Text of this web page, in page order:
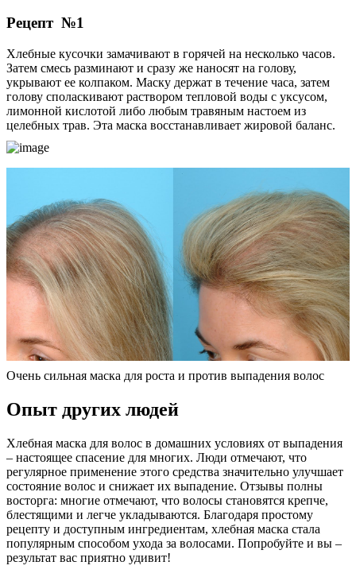
Рецепт №1
Хлебные кусочки замачивают в горячей на несколько часов.
Затем смесь разминают и сразу же наносят на голову,
укрывают ее колпаком. Маску держат в течение часа, затем
голову споласкивают раствором тепловой воды с уксусом,
лимонной кислотой либо любым травяным настоем из
целебных трав. Эта маска восстанавливает жировой баланс.
Очень сильная маска для роста и против выпадения волос
Опыт других людей
Хлебная маска для волос в домашних условиях от выпадения
– настоящее спасение для многих. Люди отмечают, что
регулярное применение этого средства значительно улучшает
состояние волос и снижает их выпадение. Отзывы полны
восторга: многие отмечают, что волосы становятся крепче,
блестящими и легче укладываются. Благодаря простому
рецепту и доступным ингредиентам, хлебная маска стала
популярным способом ухода за волосами. Попробуйте и вы –
результат вас приятно удивит!